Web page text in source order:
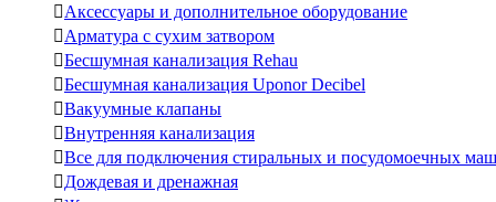
Аксессуары и дополнительное оборудование
Арматура с сухим затвором
Бесшумная канализация Rehau
Бесшумная канализация Uponor Decibel
Вакуумные клапаны
Внутренняя канализация
Все для подключения стиральных и посудомоечных
Дождевая и дренажная